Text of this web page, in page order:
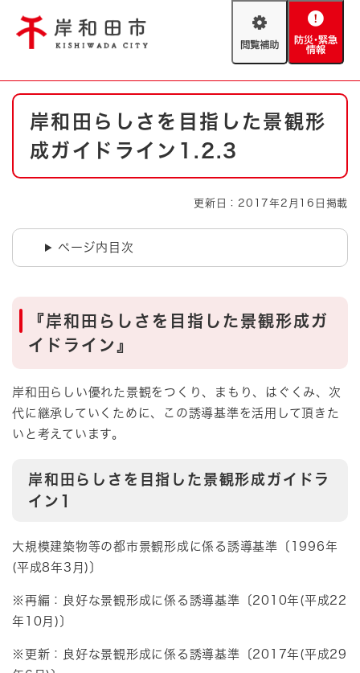
閲
助
防
緊
情
やさしい日本語
防災・緊急情報 救急・消防
ハザードマップ AED設置箇所
本
岸和田らしさを目指した景観形
成ガイドライン1.2.3
更新日：2017年2月16日掲載
ページ内目次
『岸和田らしさを目指した景観形成ガ
イドライン』
岸和田らしい優れた景観をつくり、まもり、はぐくみ、次
代に継承していくために、この誘導基準を活用して頂きた
いと考えています。
岸和田らしさを目指した景観形成ガイドラ
イン1
大規模建築物等の都市景観形成に係る誘導基準〔1996年
(平成8年3月)〕
※再編：良好な景観形成に係る誘導基準〔2010年(平成22
年10月)〕
※更新：良好な景観形成に係る誘導基準〔2017年(平成29